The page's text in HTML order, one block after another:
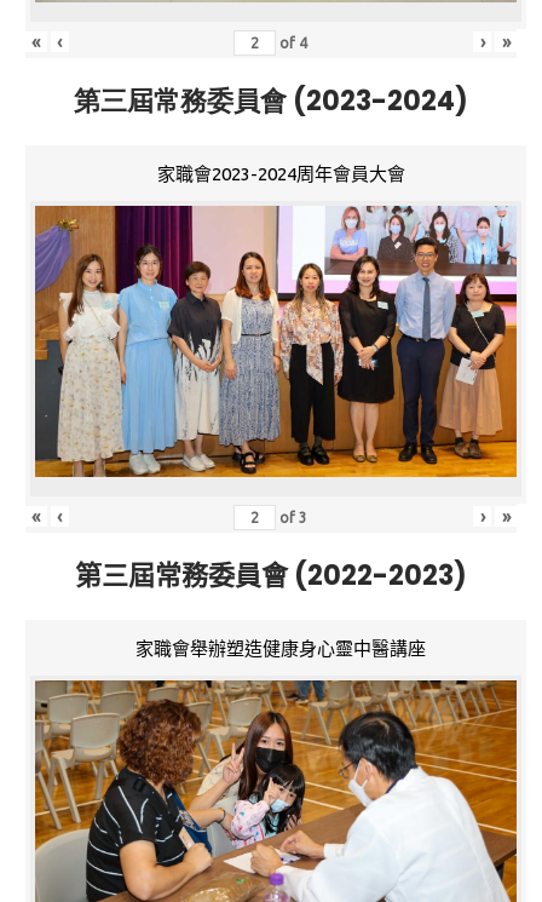
« ‹ of 4 › »
第三屆常務委員會 (2023-2024)
家職會2023-2024周年會員大會
« ‹ of3 › »
第三屆常務委員會 (2022-2023)
家職會舉辦塑造健康身心靈中醫講座